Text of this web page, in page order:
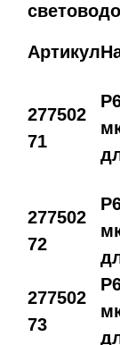
Артикул
277502
71
277502
72
277502
73